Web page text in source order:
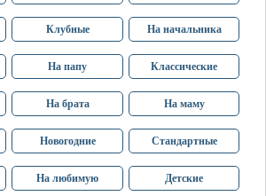
Клубные На начальника
На папу Классические
На брата На маму
Новогодние Стандартные
На любимую Детские